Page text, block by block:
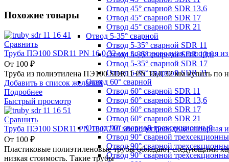
Отвод 45° сварной SDR 13,6
Отвод 45° сварной SDR 17
Отвод 45° сварной SDR 21
Отвод 5-35° сварной
Отвод 5-35° сварной SDR 11
Отвод 5-35° сварной SDR 13,6
Отвод 5-35° сварной SDR 17
Отвод 5-35° сварной SDR 21
Отвод 60° сварной
Отвод 60° сварной SDR 11
Отвод 60° сварной SDR 13,6
Отвод 60° сварной SDR 17
Отвод 60° сварной SDR 21
Отвод 90° сварной трехсекционный
Отвод 90° сварной
Отвод 90° сварной
Отвод 90° сварной
Похожие товары
Сравнить
Труба ПЭ100 SDR11 PN 16,0 32 мм водопроводная напорная из
От 100 ₽
Труба из полиэтилена ПЭ100 SDR11 PN 16,0 32 мм купить по
Добавить в список желаний
Подробнее
Быстрый просмотр
Сравнить
Труба ПЭ100 SDR11 PN 16,0 710 мм водопроводная напорная
От 100 ₽
Пластиковые полиэтиленовые трубы обладают следующими
низкая стоимость. Такие трубы